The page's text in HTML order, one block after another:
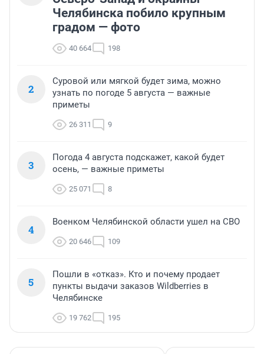
Челябинска побило крупным
градом — фото
40 664 198
2
Суровой или мягкой будет зима, можно
узнать по погоде 5 августа — важные
приметы
26 311 9
3
Погода 4 августа подскажет, какой будет
осень, — важные приметы
25 071 8
4
Военком Челябинской области ушел на СВО
20 646 109
5
Пошли в «отказ». Кто и почему продает
пункты выдачи заказов Wildberries в
Челябинске
19 762 195